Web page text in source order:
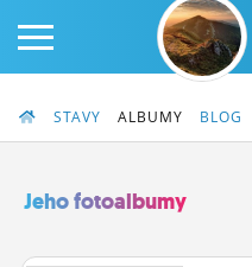
STAVY ALBUMY BLOG
Jeho fotoalbumy